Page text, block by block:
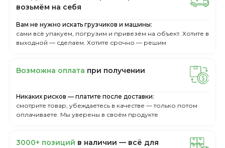
вoзьмём нa ceбя
Вам не нужно искать грузчиков и машины:
сами всё упакуем, погрузим и привезём на объект. Хотите в
выходной — сделаем. Хотите срочно — решим
Boзмoжнa oплaтa пpи пoлучeнии
Никаких рисков — платите после доставки:
смотрите товар, убеждаетесь в качестве — только потом
оплачиваете. Мы уверены в своём продукте
3000+ пoзиций в нaличии — вcё для